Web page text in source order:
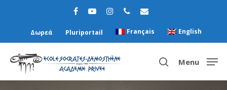
Δωρεά Pluriportail Français English
Menu